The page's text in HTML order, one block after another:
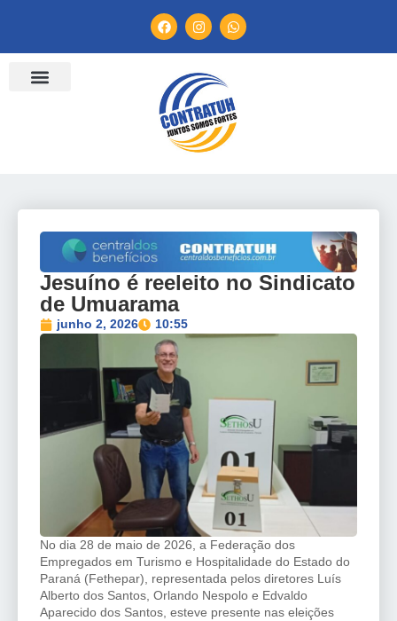
Jesuíno é reeleito no Sindicato
de Umuarama
junho 2, 2026 10:55
No dia 28 de maio de 2026, a Federação dos
Empregados em Turismo e Hospitalidade do Estado do
Paraná (Fethepar), representada pelos diretores Luís
Alberto dos Santos, Orlando Nespolo e Edvaldo
Aparecido dos Santos, esteve presente nas eleições